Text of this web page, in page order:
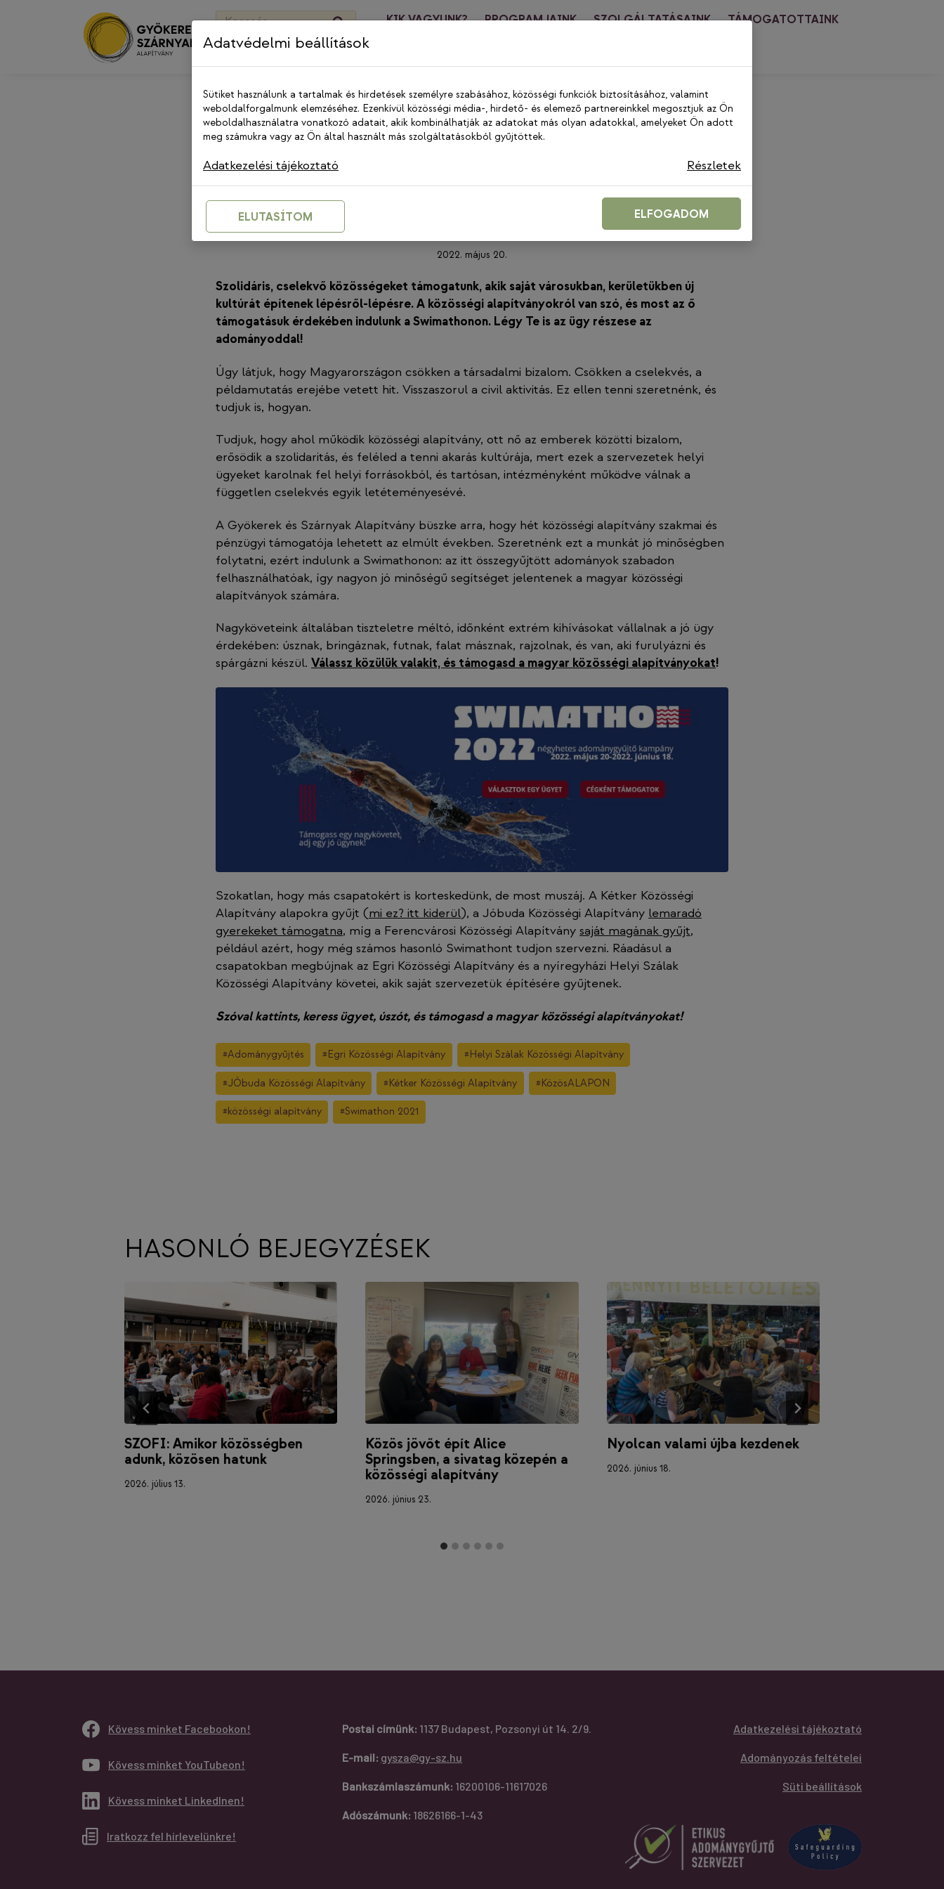
Keresés: KIK VAGYUNK? PROGRAMJAINK SZOLGÁLTATÁSAINK
TÁMOGATOTTAINK
Tényleg mélyvíz: a cselekvő
közösségekért úszunk
2022. május 20.
Szolidáris, cselekvő közösségeket támogatunk, akik saját városukban, kerületükben új
kultúrát építenek lépésről-lépésre. A közösségi alapítványokról van szó, és most az ő
támogatásuk érdekében indulunk a Swimathonon. Légy Te is az ügy részese az
adományoddal!
Úgy látjuk, hogy Magyarországon csökken a társadalmi bizalom. Csökken a cselekvés, a
példamutatás erejébe vetett hit. Visszaszorul a civil aktivitás. Ez ellen tenni szeretnénk, és
tudjuk is, hogyan.
Tudjuk, hogy ahol működik közösségi alapítvány, ott nő az emberek közötti bizalom,
erősödik a szolidaritás, és feléled a tenni akarás kultúrája, mert ezek a szervezetek helyi
ügyeket karolnak fel helyi forrásokból, és tartósan, intézményként működve válnak a
független cselekvés egyik letéteményesévé.
A Gyökerek és Szárnyak Alapítvány büszke arra, hogy hét közösségi alapítvány szakmai és
pénzügyi támogatója lehetett az elmúlt években. Szeretnénk ezt a munkát jó minőségben
folytatni, ezért indulunk a Swimathonon: az itt összegyűjtött adományok szabadon
felhasználhatóak, így nagyon jó minőségű segítséget jelentenek a magyar közösségi
alapítványok számára.
Nagyköveteink általában tiszteletre méltó, időnként extrém kihívásokat vállalnak a jó ügy
érdekében: úsznak, bringáznak, futnak, falat másznak, rajzolnak, és van, aki furulyázni és
spárgázni készül. Válassz közülük valakit, és támogasd a magyar közösségi alapítványokat!
Szokatlan, hogy más csapatokért is korteskedünk, de most muszáj. A Kétker Közösségi
Alapítvány alapokra gyűjt (mi ez? itt kiderül), a Jóbuda Közösségi Alapítvány lemaradó
gyerekeket támogatna, míg a Ferencvárosi Közösségi Alapítvány saját magának gyűjt,
például azért, hogy még számos hasonló Swimathont tudjon szervezni. Ráadásul a
csapatokban megbújnak az Egri Közösségi Alapítvány és a nyíregyházi Helyi Szálak
Közösségi Alapítvány követei, akik saját szervezetük építésére gyűjtenek.
Szóval kattints, keress ügyet, úszót, és támogasd a magyar közösségi alapítványokat!
Post
Tags:
#Adománygyűjtés #Egri Közösségi Alapítvány #Helyi Szálak Közösségi Alapítvány
#JÓbuda Közösségi Alapítvány #Kétker Közösségi Alapítvány #KözösALAPON
#közösségi alapítvány #Swimathon 2021
HASONLÓ BEJEGYZÉSEK
SZOFI: Amikor közösségben
adunk, közösen hatunk
2026. július 13.
Közös jövőt épít Alice
Springsben, a sivatag közepén a
közösségi alapítvány
2026. június 23.
Nyolcan valami újba kezdenek
2026. június 18.
Kövess minket Facebookon!
Kövess minket YouTubeon!
Kövess minket LinkedInen!
Iratkozz fel hírlevelünkre!
Postai címünk: 1137 Budapest, Pozsonyi út 14. 2/9.
E-mail: gysza@gy-sz.hu
Bankszámlaszámunk: 16200106-11617026
Adószámunk: 18626166-1-43
Adatkezelési tájékoztató
Adományozás feltételei
Süti beállítások
Adatvédelmi beállítások
Sütiket használunk a tartalmak és hirdetések személyre szabásához, közösségi funkciók biztosításához, valamint
weboldalforgalmunk elemzéséhez. Ezenkívül közösségi média-, hirdető- és elemező partnereinkkel megosztjuk az Ön
weboldalhasználatra vonatkozó adatait, akik kombinálhatják az adatokat más olyan adatokkal, amelyeket Ön adott
meg számukra vagy az Ön által használt más szolgáltatásokból gyűjtöttek.
Adatkezelési tájékoztató Részletek
ELUTASÍTOM ELFOGADOM